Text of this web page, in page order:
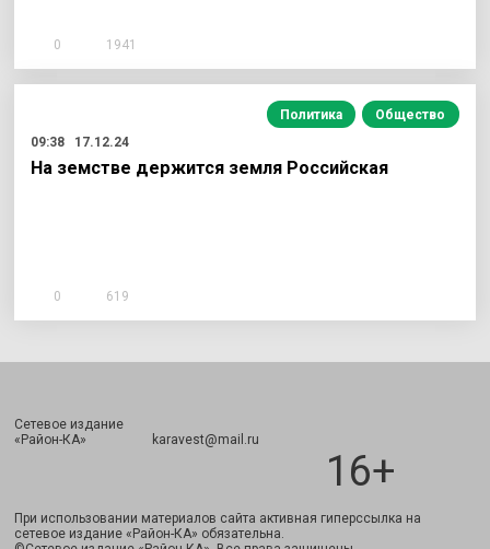
0 1941
Политика
Общество
09:38
17.12.24
На земстве держится земля Российская
0 619
Сетевое издание
«Район-КА» karavest@mail.ru
16+
При использовании материалов сайта активная гиперссылка на
сетевое издание «Район-КА» обязательна.
Подписаться